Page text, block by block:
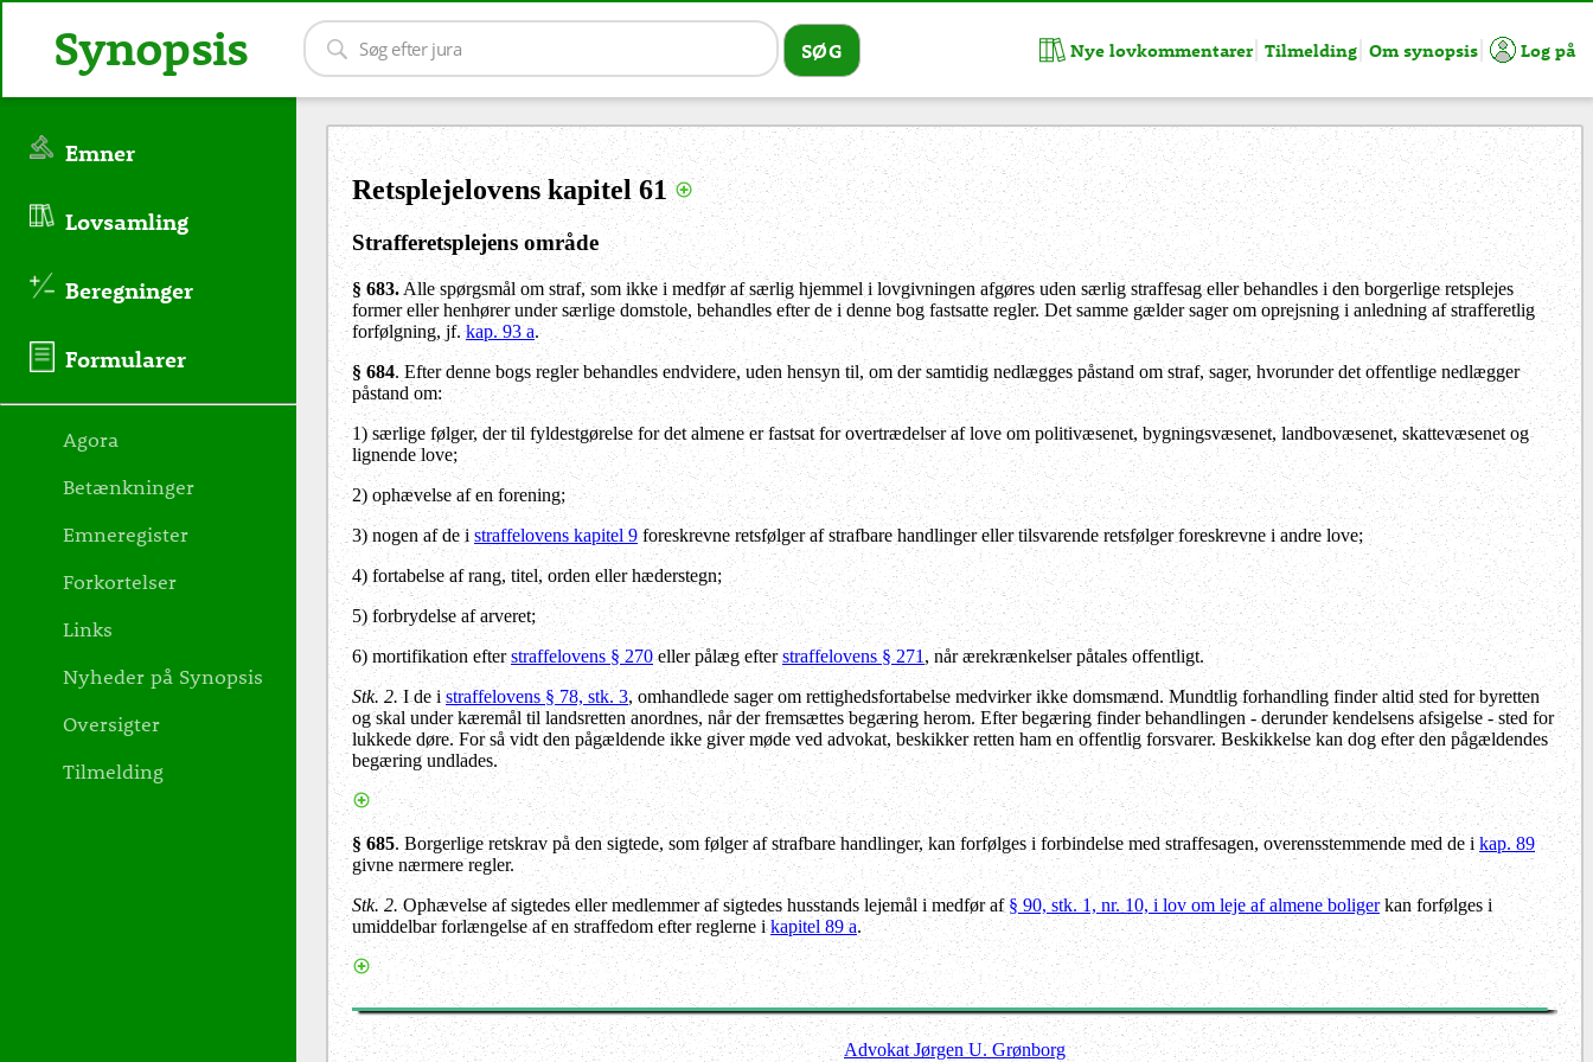
Retsplejelovens kapitel 61
Strafferetsplejens område
§ 683. Alle spørgsmål om straf, som ikke i medfør af særlig hjemmel i lovgivningen afgøres uden særlig straffesag eller behandles i den borgerlige retsplejes
former eller henhører under særlige domstole, behandles efter de i denne bog fastsatte regler. Det samme gælder sager om oprejsning i anledning af strafferetlig
forfølgning, jf.kap. 93 a.
§ 684. Efter denne bogs regler behandles endvidere, uden hensyn til, om der samtidig nedlægges påstand om straf, sager, hvorunder det offentlige nedlægger
påstand om:
1) særlige følger, der til fyldestgørelse for det almene er fastsat for overtrædelser af love om politivæsenet, bygningsvæsenet, landbovæsenet, skattevæsenet og
lignende love;
2) ophævelse af en forening;
3) nogen af de istraffelovens kapitel 9foreskrevne retsfølger af strafbare handlinger eller tilsvarende retsfølger foreskrevne i andre love;
4) fortabelse af rang, titel, orden eller hæderstegn;
5) forbrydelse af arveret;
6) mortifikation efterstraffelovens § 270eller pålæg efterstraffelovens § 271 , når ærekrænkelser påtales offentligt.
Stk. 2.I de istraffelovens § 78, stk. 3, omhandlede sager om rettighedsfortabelse medvirker ikke domsmænd. Mundtlig forhandling finder altid sted for byretten
og skal under kæremål til landsretten anordnes, når der fremsættes begæring herom. Efter begæring finder behandlingen - derunder kendelsens afsigelse - sted for
lukkede døre. For så vidt den pågældende ikke giver møde ved advokat, beskikker retten ham en offentlig forsvarer. Beskikkelse kan dog efter den pågældendes
begæring undlades.
§ 685. Borgerlige retskrav på den sigtede, som følger af strafbare handlinger, kan forfølges i forbindelse med straffesagen, overensstemmende med de ikap. 89
givne nærmere regler.
Stk. 2.Ophævelse af sigtedes eller medlemmer af sigtedes husstands lejemål i medfør af§ 90, stk. 1, nr. 10, i lov om leje af almene boligerkan forfølges i
umiddelbar forlængelse af en straffedom efter reglerne ikapitel 89 a.
Advokat Jørgen U. Grønborg
Emner
Lovsamling
Beregninger
Formularer
Agora
Betænkninger
Emneregister
Forkortelser
Links
Nyheder på Synopsis
Oversigter
Tilmelding
Synopsis Nye lovkommentarer Tilmelding Om synopsis Log på